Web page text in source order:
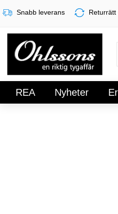
Snabb leverans
REA Nyheter